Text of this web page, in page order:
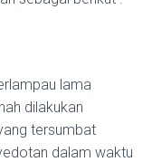
lama
dilakukan
tersumbat
dalam waktu